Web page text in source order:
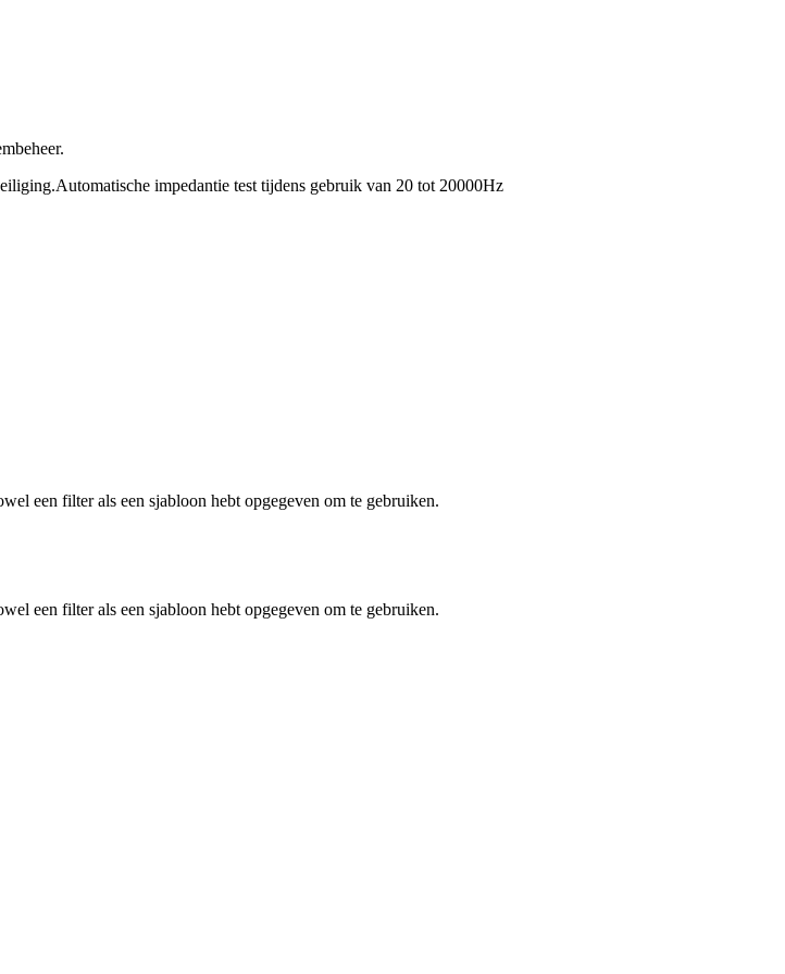
impedantie test tijdens gebruik van 20 tot 20000Hz
een filter als een sjabloon hebt opgegeven om te gebruiken.
een filter als een sjabloon hebt opgegeven om te gebruiken.